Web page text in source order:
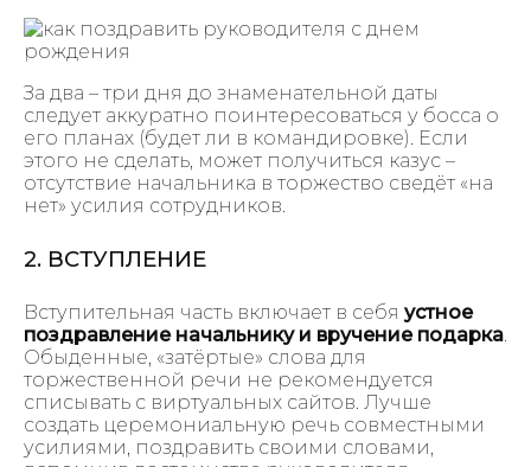
За два – три дня до знаменательной даты
следует аккуратно поинтересоваться у босса о
его планах (будет ли в командировке). Если
этого не сделать, может получиться казус –
отсутствие начальника в торжество сведёт «на
нет» усилия сотрудников.
2. ВСТУПЛЕНИЕ
Вступительная часть включает в себя устное
поздравление начальнику и вручение подарка.
Обыденные, «затёртые» слова для
торжественной речи не рекомендуется
списывать с виртуальных сайтов. Лучше
создать церемониальную речь совместными
усилиями, поздравить своими словами,